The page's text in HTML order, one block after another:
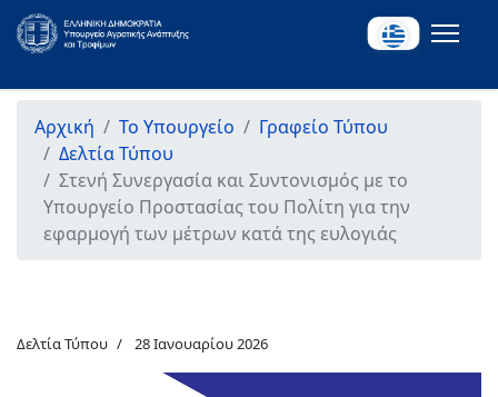
Αρχική Το Υπουργείο
Γραφείο Τύπου
Δελτία Τύπου
Στενή Συνεργασία και Συντονισμός με το
Υπουργείο Προστασίας του Πολίτη για την
εφαρμογή των μέτρων κατά της ευλογιάς
Δελτία Τύπου 28 Ιανουαρίου 2026